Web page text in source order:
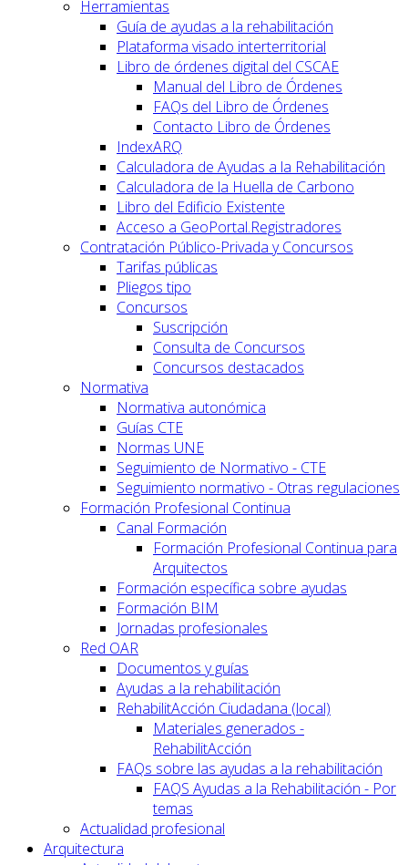
Herramientas
Guía de ayudas a la rehabilitación
Plataforma visado interterritorial
Libro de órdenes digital del CSCAE
Manual del Libro de Órdenes
FAQs del Libro de Órdenes
Contacto Libro de Órdenes
IndexARQ
Calculadora de Ayudas a la Rehabilitación
Calculadora de la Huella de Carbono
Libro del Edificio Existente
Acceso a GeoPortal.Registradores
Contratación Público-Privada y Concursos
Tarifas públicas
Pliegos tipo
Concursos
Suscripción
Consulta de Concursos
Concursos destacados
Normativa
Normativa autonómica
Guías CTE
Normas UNE
Seguimiento de Normativo - CTE
Seguimiento normativo - Otras regulaciones
Formación Profesional Continua
Canal Formación
Formación Profesional Continua para
Arquitectos
Formación específica sobre ayudas
Formación BIM
Jornadas profesionales
Red OAR
Documentos y guías
Ayudas a la rehabilitación
RehabilitAcción Ciudadana (local)
Materiales generados -
RehabilitAcción
FAQs sobre las ayudas a la rehabilitación
FAQS Ayudas a la Rehabilitación - Por
temas
Actualidad profesional
Arquitectura